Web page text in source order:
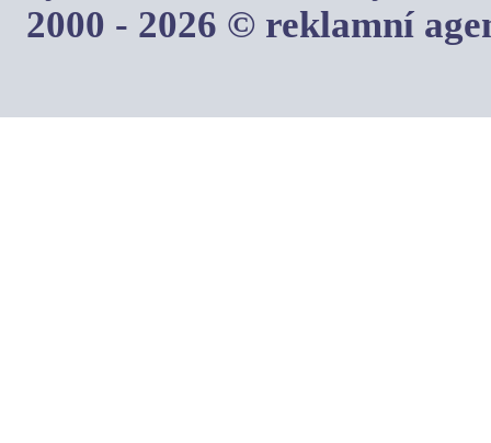
2000 - 2026 © reklamní